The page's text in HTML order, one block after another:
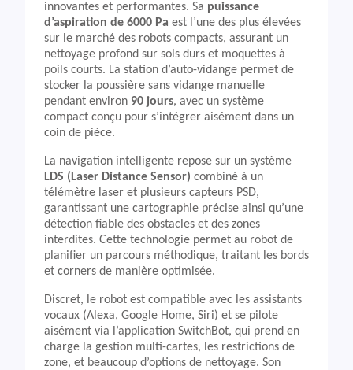
innovantes et performantes. Sa puissance
d’aspiration de 6000 Pa est l’une des plus élevées
sur le marché des robots compacts, assurant un
nettoyage profond sur sols durs et moquettes à
poils courts. La station d’auto-vidange permet de
stocker la poussière sans vidange manuelle
pendant environ 90 jours, avec un système
compact conçu pour s’intégrer aisément dans un
coin de pièce.
La navigation intelligente repose sur un système
LDS (Laser Distance Sensor) combiné à un
télémètre laser et plusieurs capteurs PSD,
garantissant une cartographie précise ainsi qu’une
détection fiable des obstacles et des zones
interdites. Cette technologie permet au robot de
planifier un parcours méthodique, traitant les bords
et corners de manière optimisée.
Discret, le robot est compatible avec les assistants
vocaux (Alexa, Google Home, Siri) et se pilote
aisément via l’application SwitchBot, qui prend en
charge la gestion multi-cartes, les restrictions de
zone, et beaucoup d’options de nettoyage. Son